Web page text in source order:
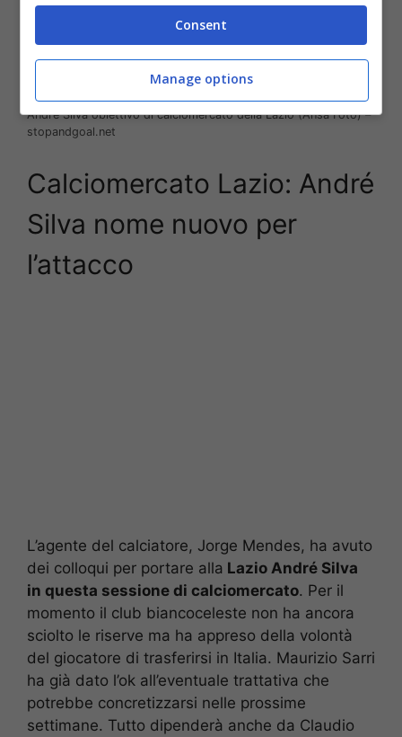
André Silva obiettivo di calciomercato della Lazio (Ansa Foto) –
stopandgoal.net
Calciomercato Lazio: André
Silva nome nuovo per
l’attacco
L’agente del calciatore, Jorge Mendes, ha avuto
dei colloqui per portare alla Lazio André Silva
in questa sessione di calciomercato. Per il
momento il club biancoceleste non ha ancora
sciolto le riserve ma ha appreso della volontà
del giocatore di trasferirsi in Italia. Maurizio Sarri
ha già dato l’ok all’eventuale trattativa che
potrebbe concretizzarsi nelle prossime
settimane. Tutto dipenderà anche da Claudio
Consent
Manage options